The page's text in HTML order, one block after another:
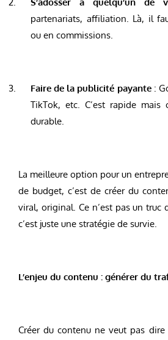
partenariats, affiliation. Là, il
ou en commissions.
Faire de la publicité payante:
TikTok, etc. C’est rapide mais
durable.
La meilleure option pour un
de budget, c’est de créer du
viral, original. Ce n’est pas un truc
c’est juste une stratégie de survie.
L’enjeu du contenu : générer du
Créer du contenu ne veut pas